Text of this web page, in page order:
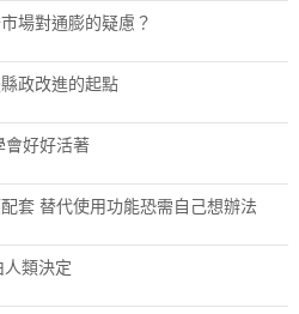
場對通膨的疑慮？
政改進的起點
會好好活著
套 替代使用功能恐需自己想辦法
類決定